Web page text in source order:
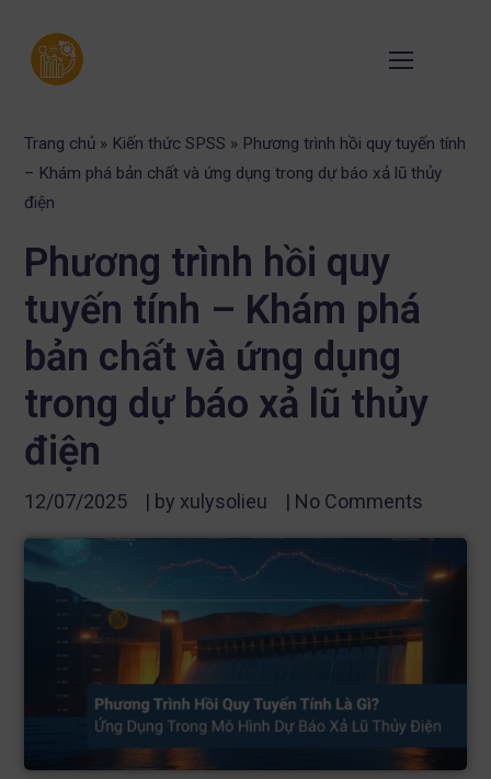
Trang chủ » Kiến thức SPSS » Phương trình hồi quy tuyến tính
– Khám phá bản chất và ứng dụng trong dự báo xả lũ thủy
điện
Phương trình hồi quy
tuyến tính – Khám phá
bản chất và ứng dụng
trong dự báo xả lũ thủy
điện
12/07/2025 | by xulysolieu | No Comments